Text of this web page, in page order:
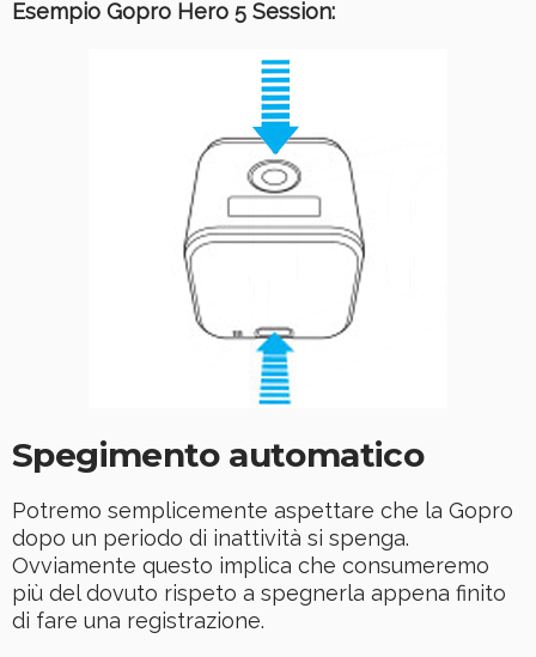
Esempio Gopro Hero 5 Session:
Spegimento automatico
Potremo semplicemente aspettare che la Gopro
dopo un periodo di inattività si spenga.
Ovviamente questo implica che consumeremo
più del dovuto rispeto a spegnerla appena finito
di fare una registrazione.